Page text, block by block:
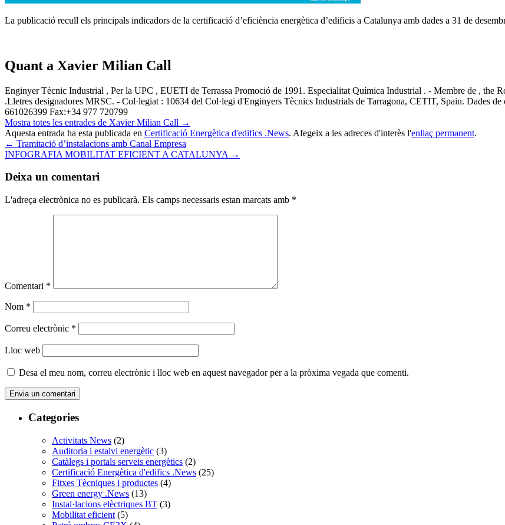
La publicació recull els principals indicadors de la certificació d’eficiència energètica d’edificis a Catalunya amb dades a 31 de
Quant a Xavier Milian Call
Enginyer Tècnic Industrial , Per la UPC , EUETI de Terrassa Promoció de 1991. Especialitat Química Industrial . - Membre de , the
.Lletres designadores MRSC. - Col·legiat : 10634 del Col·legi d'Enginyers Tècnics Industrials de Tarragona, CETIT, Spain. Dades
661026399 Fax:+34 977 720799
Mostra totes les entrades de Xavier Milian Call →
Aquesta entrada ha esta publicada en Certificació Energètica d'edifics .News. Afegeix a les adreces d'interès l'enllaç permanent.
← Tramitació d’instalacions amb Canal Empresa
INFOGRAFIA MOBILITAT EFICIENT A CATALUNYA →
Deixa un comentari
L'adreça electrònica no es publicarà. Els camps necessaris estan marcats amb *
Comentari *
Nom *
Correu electrònic *
Lloc web
Desa el meu nom, correu electrònic i lloc web en aquest navegador per a la pròxima vegada que comenti.
Categories
Activitats News (2)
Auditoria i estalvi energètic (3)
Catàlegs i portals serveis energètics (2)
Certificació Energètica d'edifics .News (25)
Fitxes Tècniques i productes (4)
Green energy .News (13)
Instal·lacions elèctriques BT (3)
Mobilitat eficient (5)